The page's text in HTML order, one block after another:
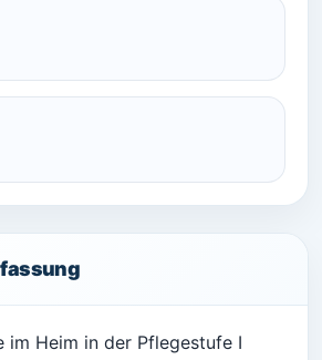
im Heim in der Pflegestufe I